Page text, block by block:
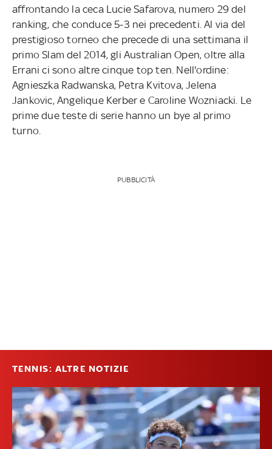
affrontando la ceca Lucie Safarova, numero 29 del
ranking, che conduce 5-3 nei precedenti. Al via del
prestigioso torneo che precede di una settimana il
primo Slam del 2014, gli Australian Open, oltre alla
Errani ci sono altre cinque top ten. Nell'ordine:
Agnieszka Radwanska, Petra Kvitova, Jelena
Jankovic, Angelique Kerber e Caroline Wozniacki. Le
prime due teste di serie hanno un bye al primo
turno.
PUBBLICITÀ
TENNIS: ALTRE NOTIZIE